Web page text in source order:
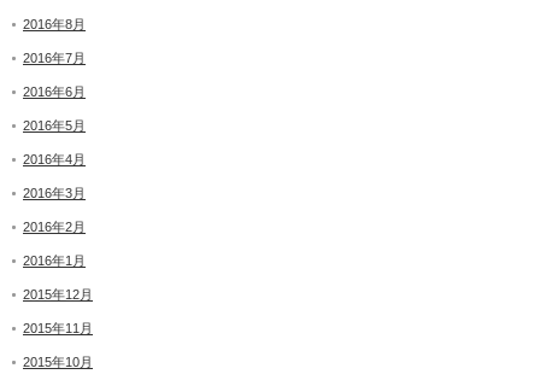
2016年8月
2016年7月
2016年6月
2016年5月
2016年4月
2016年3月
2016年2月
2016年1月
2015年12月
2015年11月
2015年10月